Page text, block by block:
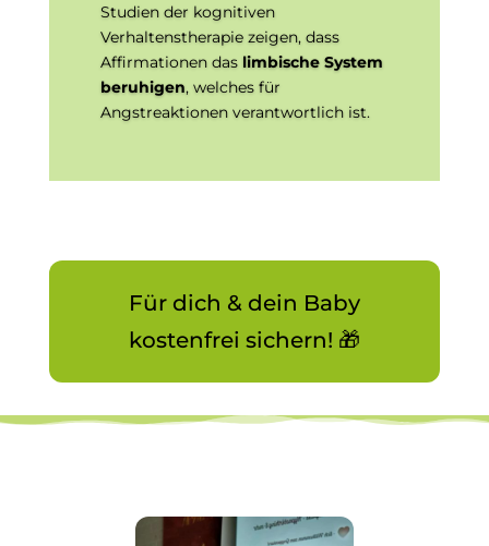
Studien der kognitiven
Verhaltenstherapie zeigen, dass
Affirmationen das limbische System
beruhigen, welches für
Angstreaktionen verantwortlich ist.
Für dich & dein Baby
kostenfrei sichern! 🎁